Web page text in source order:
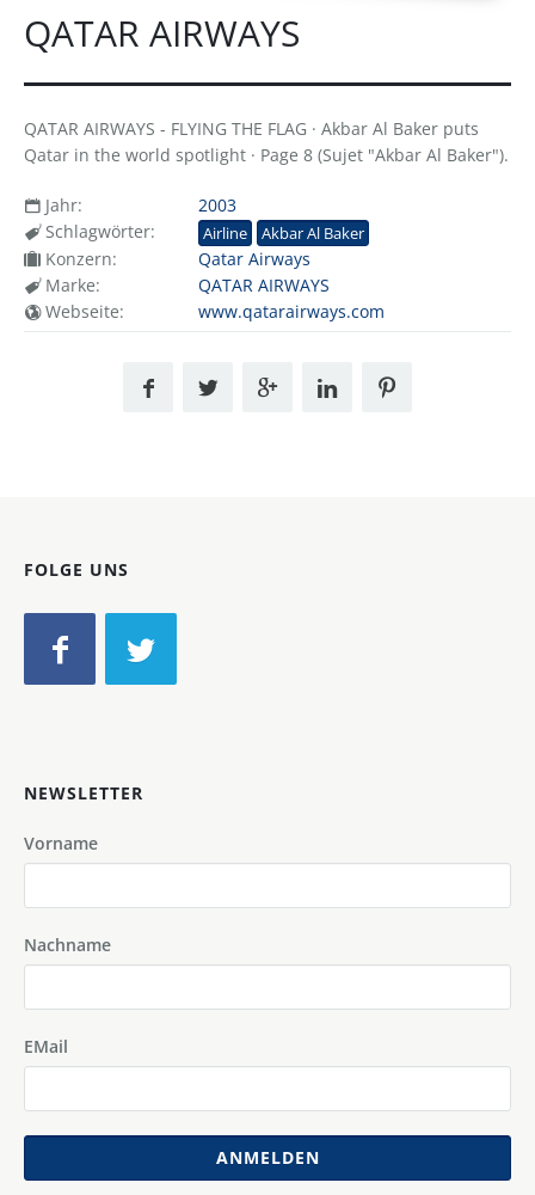
QATAR AIRWAYS
QATAR AIRWAYS - FLYING THE FLAG · Akbar Al Baker puts
Qatar in the world spotlight · Page 8 (Sujet "Akbar Al Baker").
Jahr:
2003
Schlagwörter:
Airline Akbar Al Baker
Konzern:
Qatar Airways
Marke:
QATAR AIRWAYS
Webseite:
www.qatarairways.com
FOLGE UNS
NEWSLETTER
Vorname
Nachname
EMail
ANMELDEN